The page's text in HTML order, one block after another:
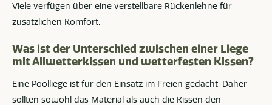
Viele verfügen über eine verstellbare Rückenlehne für
zusätzlichen Komfort.
Was ist der Unterschied zwischen einer Liege
mit Allwetterkissen und wetterfesten Kissen?
Eine Poolliege ist für den Einsatz im Freien gedacht. Daher
sollten sowohl das Material als auch die Kissen den